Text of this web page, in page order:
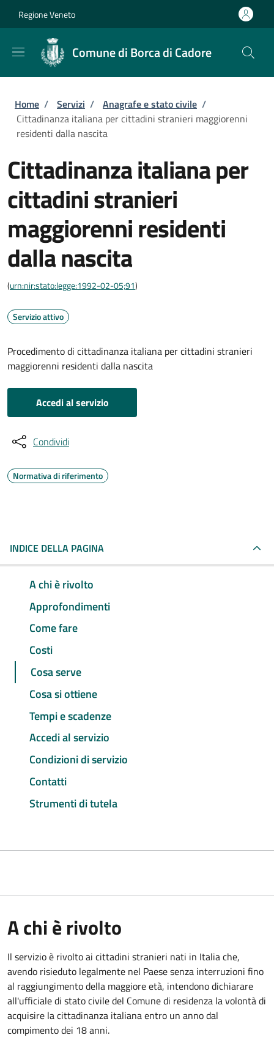
Regione Veneto
Comune di Borca di Cadore
Briciole di pane
Home / Servizi / Anagrafe e stato civile /
Cittadinanza italiana per cittadini stranieri maggiorenni
residenti dalla nascita
Cittadinanza italiana per
cittadini stranieri
maggiorenni residenti
dalla nascita
(urn:nir:stato:legge:1992-02-05;91)
Servizio attivo
Procedimento di cittadinanza italiana per cittadini stranieri
maggiorenni residenti dalla nascita
Accedi al servizio
Condividi
Normativa di riferimento
INDICE DELLA PAGINA
A chi è rivolto
Approfondimenti
Come fare
Costi
Cosa serve
Cosa si ottiene
Tempi e scadenze
Accedi al servizio
Condizioni di servizio
Contatti
Strumenti di tutela
A chi è rivolto
Il servizio è rivolto ai cittadini stranieri nati in Italia che,
avendo risieduto legalmente nel Paese senza interruzioni fino
al raggiungimento della maggiore età, intendono dichiarare
all'ufficiale di stato civile del Comune di residenza la volontà di
acquisire la cittadinanza italiana entro un anno dal
compimento dei 18 anni.